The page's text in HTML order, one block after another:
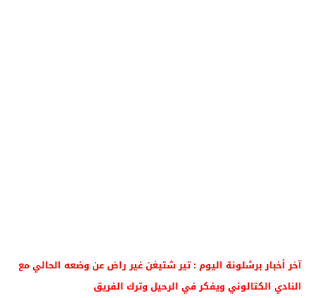
آخر أخبار برشلونة اليوم : تير شتيغن غير راض عن وضعه الحالي مع
النادي الكتالوني ويفكر في الرحيل وترك الفريق